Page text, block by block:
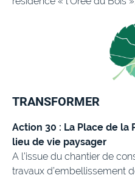
TRANSFORMER
Action 30 : La Place de la
lieu de vie paysager
A l’issue du chantier de
travaux d’embellissement